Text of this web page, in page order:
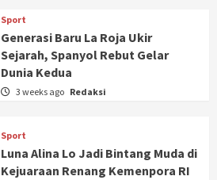
Sport
Generasi Baru La Roja Ukir
Sejarah, Spanyol Rebut Gelar
Dunia Kedua
3 weeks ago Redaksi
Sport
Luna Alina Lo Jadi Bintang Muda di
Kejuaraan Renang Kemenpora RI